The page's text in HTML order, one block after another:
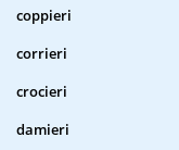
coppieri
corrieri
crocieri
damieri